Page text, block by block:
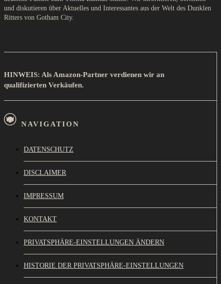
und diskutieren über Aktuelles und Interessantes aus der Welt des Dunklen
Ritters von Gotham City.
HINWEIS: Als Amazon-Partner verdienen wir an
qualifizierten Verkäufen.
NAVIGATION
DATENSCHUTZ
DISCLAIMER
IMPRESSUM
KONTAKT
PRIVATSPHÄRE-EINSTELLUNGEN ÄNDERN
HISTORIE DER PRIVATSPHÄRE-EINSTELLUNGEN